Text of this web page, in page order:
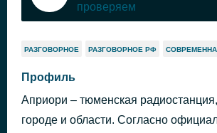
проверяем
РАЗГОВОРНОЕ РАЗГОВОРНОЕ РФ
Профиль
Априори – тюменская
городе и области. Согласно